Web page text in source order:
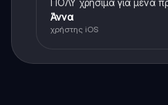
ΠΟΛΥ χρήσιμα για μένα
Άννα
χρήστης iOS